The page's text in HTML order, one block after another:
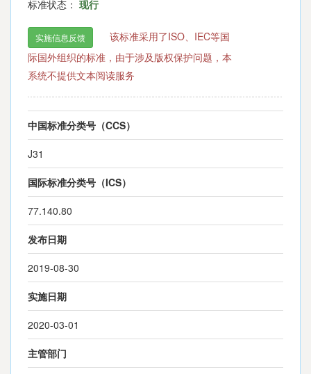
标准状态： 现行
实施信息反馈
该标准采用了ISO、IEC等国
际国外组织的标准，由于涉及版权保护问题，本
系统不提供文本阅读服务
中国标准分类号（CCS）
J31
国际标准分类号（ICS）
77.140.80
发布日期
2019-08-30
实施日期
2020-03-01
主管部门